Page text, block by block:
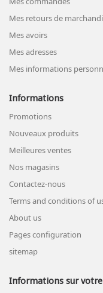
Mes retours de
Mes avoirs
Mes adresses
Mes informations
Informations
Promotions
Nouveaux produits
Meilleures ventes
Nos magasins
Contactez-nous
Terms and conditions of
About us
Pages configuration
sitemap
Informations sur